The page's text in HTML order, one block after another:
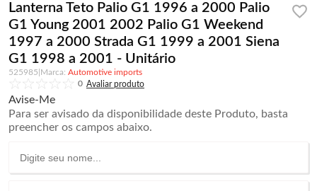
Lanterna Teto Palio G1 1996 a 2000 Palio
G1 Young 2001 2002 Palio G1 Weekend
1997 a 2000 Strada G1 1999 a 2001 Siena
G1 1998 a 2001 - Unitário
525985
Automotive imports
0
Avise-Me
Para ser avisado da disponibilidade deste Produto, basta
preencher os campos abaixo.